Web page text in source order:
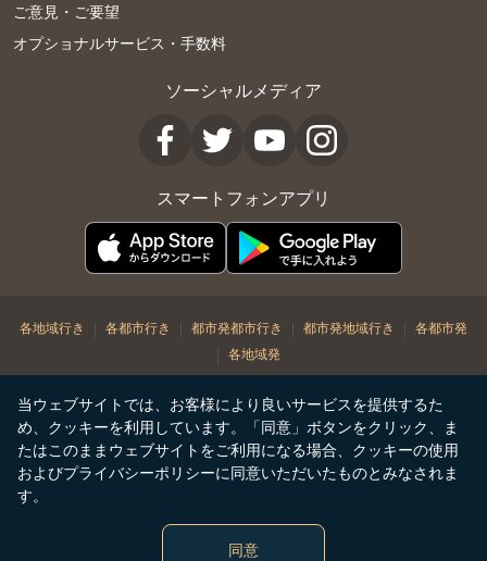
当ウェブサイトでは、お客様により良いサービスを提供するた
め、クッキーを利用しています。「同意」ボタンをクリック、ま
たはこのままウェブサイトをご利用になる場合、クッキーの使用
およびプライバシーポリシーに同意いただいたものとみなされま
す。
同意
ご意見・ご要望
オプショナルサービス・手数料
ソーシャルメディア
スマートフォンアプリ
各地域行き | 各都市行き | 都市発都市行き | 都市発地域行き | 各都市発
| 各地域発